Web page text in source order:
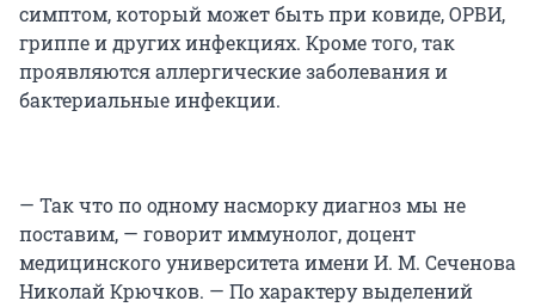
симптом, который может быть при ковиде, ОРВИ,
гриппе и других инфекциях. Кроме того, так
проявляются аллергические заболевания и
бактериальные инфекции.
— Так что по одному насморку диагноз мы не
поставим, — говорит иммунолог, доцент
медицинского университета имени И. М. Сеченова
Николай Крючков. — По характеру выделений